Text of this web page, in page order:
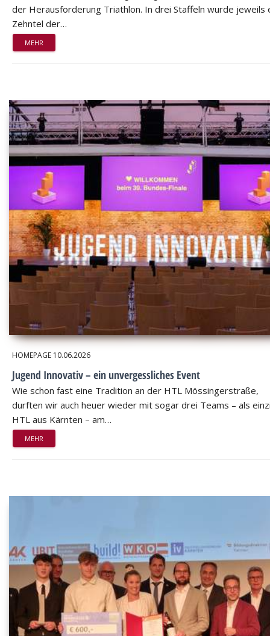
der Herausforderung Triathlon. In drei Staffeln wurde jeweils
Zehntel der…
MEHR
HOMEPAGE 10.06.2026
Jugend Innovativ – ein unvergessliches Event
Wie schon fast eine Tradition an der HTL Mössingerstraße,
durften wir auch heuer wieder mit sogar drei Teams – als
HTL aus Kärnten – am…
MEHR